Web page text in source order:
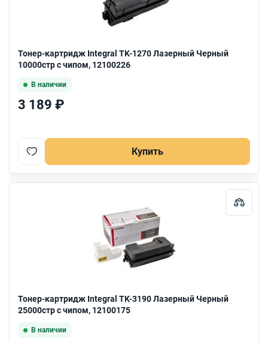
Тонер-картридж Integral TK-1270 Лазерный Черный
10000стр с чипом, 12100226
В наличии
3 189 ₽
Купить
Тонер-картридж Integral TK-3190 Лазерный Черный
25000стр с чипом, 12100175
В наличии